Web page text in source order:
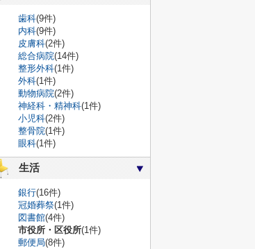
歯科(9件)
内科(9件)
皮膚科(2件)
総合病院(14件)
整形外科(1件)
外科(1件)
動物病院(2件)
神経科・精神科(1件)
小児科(2件)
整骨院(1件)
眼科(1件)
生活
銀行(16件)
冠婚葬祭(1件)
図書館(4件)
市役所・区役所(1件)
郵便局(8件)